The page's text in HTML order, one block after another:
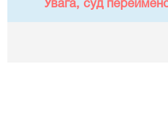
Увага, суд